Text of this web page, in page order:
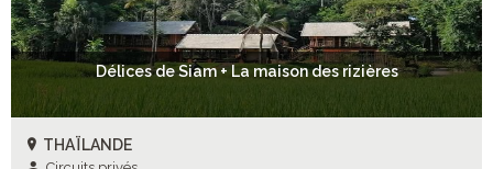
Délices de Siam + La maison des rizières
THAÏLANDE